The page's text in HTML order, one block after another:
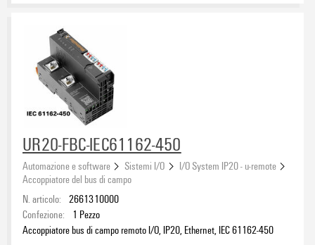
UR20-FBC-IEC61162-450
Automazione e software Sistemi I/O
I/O System IP20 - u-remote
Accoppiatore del bus di campo
N. articolo: 2661310000
Confezione:
1 Pezzo
Accoppiatore bus di campo remoto I/O, IP20, Ethernet, IEC 61162-450